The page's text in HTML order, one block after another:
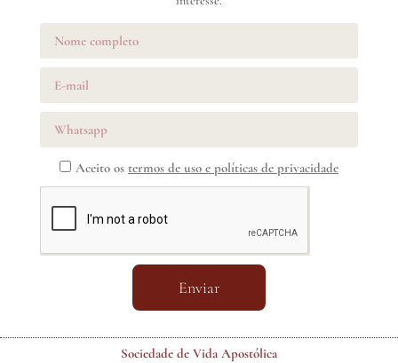
Aceito os termos de uso e políticas de privacidade
Enviar
Sociedade de Vida Apostólica